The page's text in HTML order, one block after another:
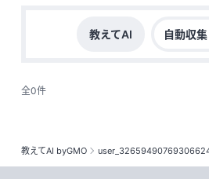
教えてAI byGMO
教えてAI 自動収
全0件